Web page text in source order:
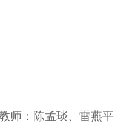
师：陈孟琰、雷燕平